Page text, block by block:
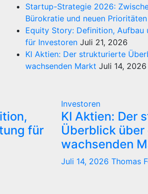
Startup-Strategie 2026:
Bürokratie und neuen Prioritäten
Equity Story: Definition, Aufbau
für Investoren Juli 21, 2026
KI Aktien: Der strukturierte
wachsenden Markt Juli 14, 2026
für
Investoren
KI Aktien: Der
Überblick über
wachsenden
Juli 14, 2026 Thomas